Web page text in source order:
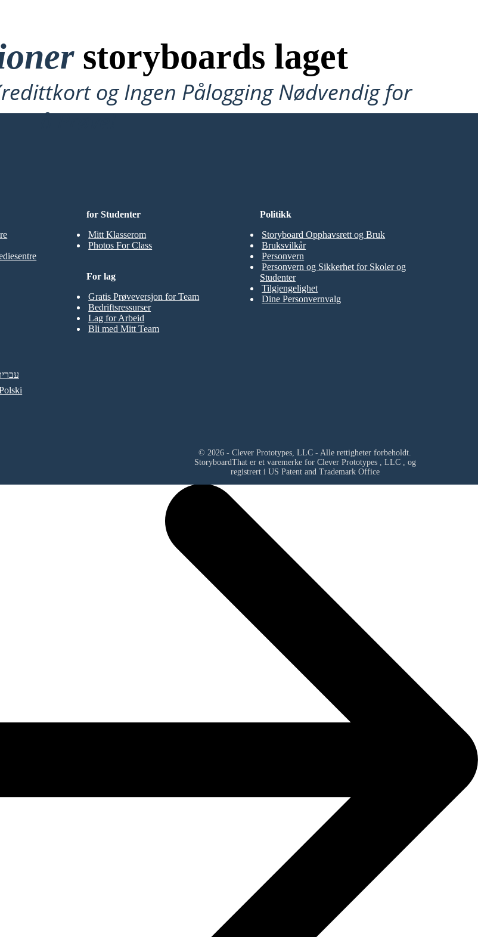
storyboards laget
og Ingen Pålogging Nødvendig for
å Prøve!
for Studenter
Mitt Klasserom
Photos For Class
For lag
Gratis Prøveversjon for Team
Bedriftsressurser
Lag for Arbeid
Bli med Mitt Team
Politikk
Storyboard Opphavsrett og Bruk
Bruksvilkår
Personvern
Personvern og Sikkerhet for Skoler og
Studenter
Tilgjengelighet
Dine Personvernvalg
© 2026 - Clever Prototypes, LLC - Alle rettigheter forbeholdt.
StoryboardThat er et varemerke for Clever Prototypes , LLC, og
registrert i US Patent and Trademark Office